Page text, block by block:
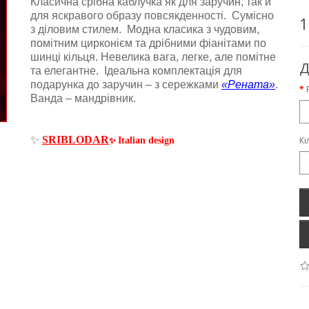
для яскравого образу повсякденності. Сумісно
з діловим стилем. Модна класика з чудовим,
помітним цирконієм та дрібними фіанітами по
шинці кільця. Невелика вага, легке, але помітне
та елегантне. Ідеальна комплектація для
подарунка до заручин – з сережками «Рената».
Ванда – мандрівник.
✨ SRIBLODAR✨ Italian design